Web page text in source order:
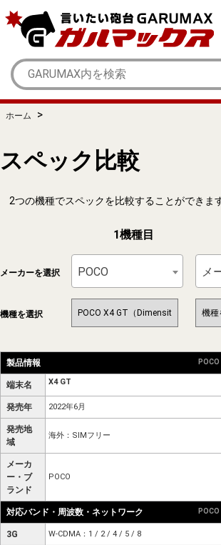
ホーム >
スペック比較
2つの機種でスペックを比較することができま
1機種目
メーカーを選択 POCO
機種を選択
製品情報
端末名 X4 GT
発売年 2022年6月
発売地
域
海外：SIMフリー
メーカ
ー・ブ
ランド
POCO
対応バンド・周波数・ネットワーク
3G W-CDMA：1 / 2 / 4 / 5 / 8